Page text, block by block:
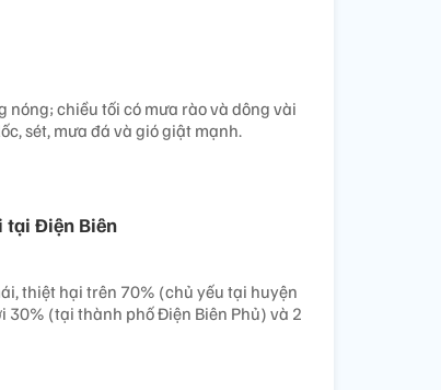
nóng; chiều tối có mưa rào và dông vài
sét, mưa đá và gió giật mạnh.
tại Điện Biên
thiệt hại trên 70% (chủ yếu tại huyện
(tại thành phố Điện Biên Phủ) và 2